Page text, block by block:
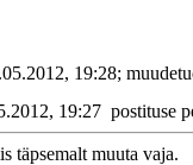
19:28;
19:27 postituse
täpsemalt muuta vaja.